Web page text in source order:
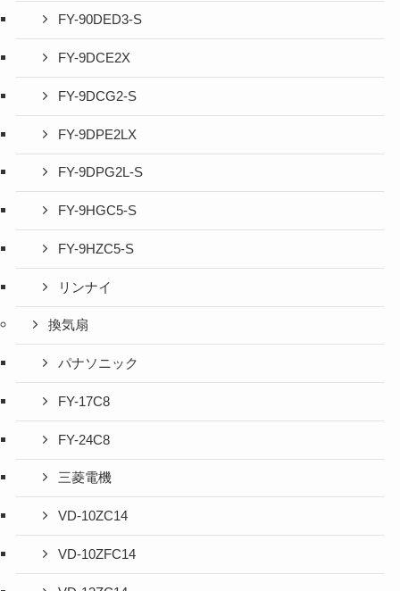
FY-90DED3-S
FY-9DCE2X
FY-9DCG2-S
FY-9DPE2LX
FY-9DPG2L-S
FY-9HGC5-S
FY-9HZC5-S
リンナイ
換気扇
パナソニック
FY-17C8
FY-24C8
三菱電機
VD-10ZC14
VD-10ZFC14